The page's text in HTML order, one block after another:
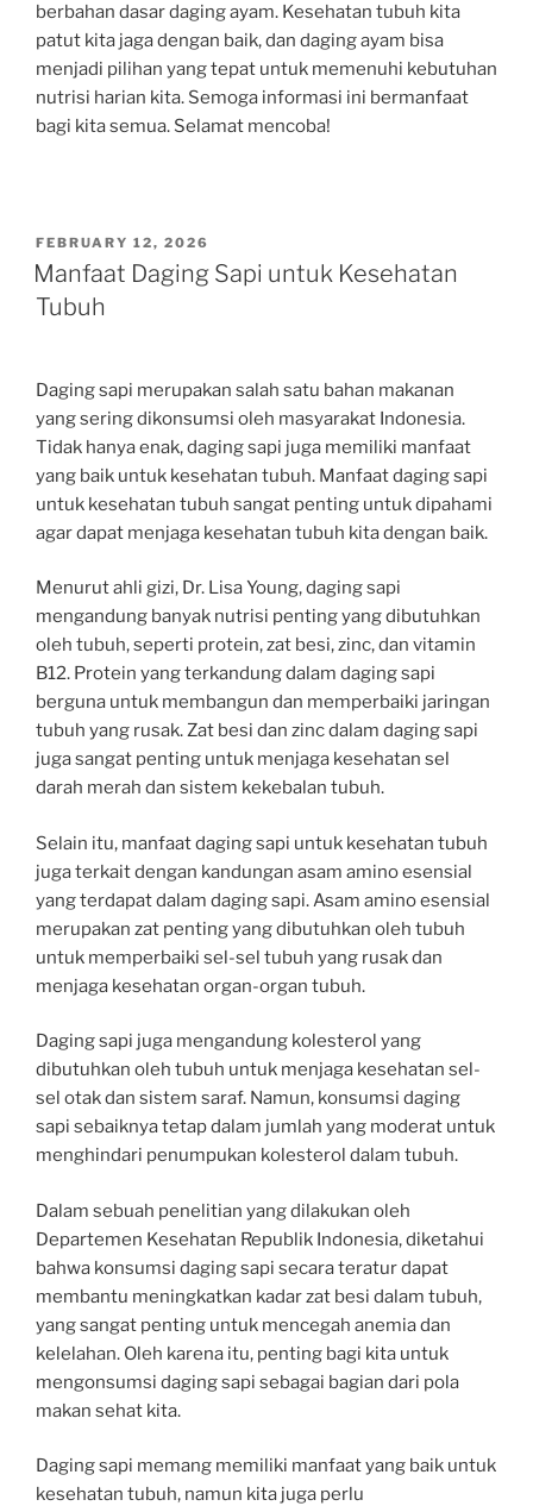
berbahan dasar daging ayam. Kesehatan tubuh kita
patut kita jaga dengan baik, dan daging ayam bisa
menjadi pilihan yang tepat untuk memenuhi kebutuhan
nutrisi harian kita. Semoga informasi ini bermanfaat
bagi kita semua. Selamat mencoba!
POSTED
ON
FEBRUARY 12, 2026
Manfaat Daging Sapi untuk Kesehatan
Tubuh
Daging sapi merupakan salah satu bahan makanan
yang sering dikonsumsi oleh masyarakat Indonesia.
Tidak hanya enak, daging sapi juga memiliki manfaat
yang baik untuk kesehatan tubuh. Manfaat daging sapi
untuk kesehatan tubuh sangat penting untuk dipahami
agar dapat menjaga kesehatan tubuh kita dengan baik.
Menurut ahli gizi, Dr. Lisa Young, daging sapi
mengandung banyak nutrisi penting yang dibutuhkan
oleh tubuh, seperti protein, zat besi, zinc, dan vitamin
B12. Protein yang terkandung dalam daging sapi
berguna untuk membangun dan memperbaiki jaringan
tubuh yang rusak. Zat besi dan zinc dalam daging sapi
juga sangat penting untuk menjaga kesehatan sel
darah merah dan sistem kekebalan tubuh.
Selain itu, manfaat daging sapi untuk kesehatan tubuh
juga terkait dengan kandungan asam amino esensial
yang terdapat dalam daging sapi. Asam amino esensial
merupakan zat penting yang dibutuhkan oleh tubuh
untuk memperbaiki sel-sel tubuh yang rusak dan
menjaga kesehatan organ-organ tubuh.
Daging sapi juga mengandung kolesterol yang
dibutuhkan oleh tubuh untuk menjaga kesehatan sel-
sel otak dan sistem saraf. Namun, konsumsi daging
sapi sebaiknya tetap dalam jumlah yang moderat untuk
menghindari penumpukan kolesterol dalam tubuh.
Dalam sebuah penelitian yang dilakukan oleh
Departemen Kesehatan Republik Indonesia, diketahui
bahwa konsumsi daging sapi secara teratur dapat
membantu meningkatkan kadar zat besi dalam tubuh,
yang sangat penting untuk mencegah anemia dan
kelelahan. Oleh karena itu, penting bagi kita untuk
mengonsumsi daging sapi sebagai bagian dari pola
makan sehat kita.
Daging sapi memang memiliki manfaat yang baik untuk
kesehatan tubuh, namun kita juga perlu